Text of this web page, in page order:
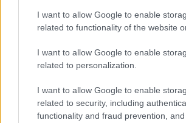
I want to allow Google to enable
related to functionality of the website
I want to allow Google to enable
related to personalization.
I want to allow Google to enable
related to security, including
functionality and fraud prevention,
Unmute Loaded:
21.02%
Néhány hét múlva megjelenik az Obi-
első része, így az Epic nyilván
lehetőséget arra, hogy
nekünk egy rakat Fortnite skint.